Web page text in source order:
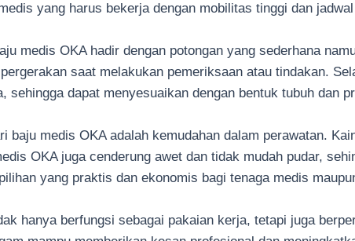
yang harus bekerja dengan mobilitas tinggi dan
medis OKA hadir dengan potongan yang sederhana
saat melakukan pemeriksaan atau tindakan.
sehingga dapat menyesuaikan dengan bentuk tubuh dan
baju medis OKA adalah kemudahan dalam perawatan.
OKA juga cenderung awet dan tidak mudah pudar,
yang praktis dan ekonomis bagi tenaga medis
hanya berfungsi sebagai pakaian kerja, tetapi juga